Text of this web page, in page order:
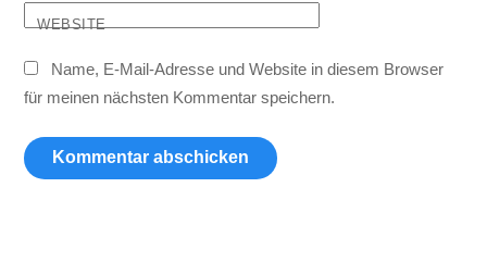
WEBSITE
Name, E-Mail-Adresse und Website in diesem Browser
für meinen nächsten Kommentar speichern.